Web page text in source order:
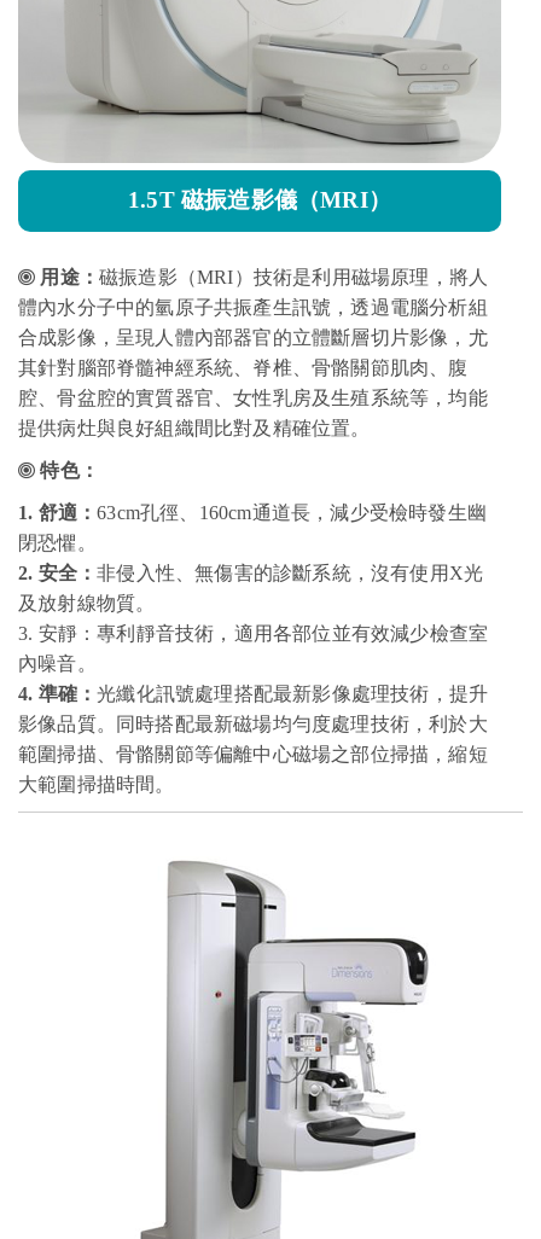
1.5T 磁振造影儀（MRI）
用途：磁振造影（MRI）技術是利用磁場原理，將人
體內水分子中的氫原子共振產生訊號，透過電腦分析組
合成影像，呈現人體內部器官的立體斷層切片影像，尤
其針對腦部脊髓神經系統、脊椎、骨骼關節肌肉、腹
腔、骨盆腔的實質器官、女性乳房及生殖系統等，均能
提供病灶與良好組織間比對及精確位置。
特色：
1. 舒適：63cm孔徑、160cm通道長，減少受檢時發生幽
閉恐懼。
2.​ 安全：非侵入性、無傷害的診斷系統，沒有使用X光
及放射線物質。
3. 安靜：專利靜音技術，適用各部位並有效減少檢查室
內噪音。
4. 準確：光纖化訊號處理搭配最新影像處理技術，提升
影像品質。同時搭配最新磁場均勻度處理技術，利於大
範圍掃描、骨骼關節等偏離中心磁場之部位掃描，縮短
大範圍掃描時間。